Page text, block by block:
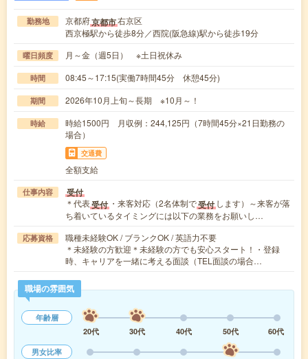
勤務地 京都府京都市右京区
西京極駅から徒歩8分／西院(阪急線)駅から徒歩19分
曜日頻度 月～金（週5日） ※土日祝休み
時間 08:45～17:15(実働7時間45分 休憩45分)
期間 2026年10月上旬～長期 ※10月～！
時給
時給1500円 月収例：244,125円（7時間45分×21日勤務の
場合）
交通費
全額支給
仕事内容 受付
＊代表受付 ・来客対応（2名体制で受付 します）～来客が落
ち着いているタイミングには以下の業務をお願いし…
応募資格
職種未経験OK / ブランクOK / 英語力不要
＊未経験の方歓迎＊未経験の方でも安心スタート！・登録
時、キャリアを一緒に考える面談（TEL面談の場合…
職場の雰囲気
年齢層
20代
30代 40代 50代
60代
男女比率